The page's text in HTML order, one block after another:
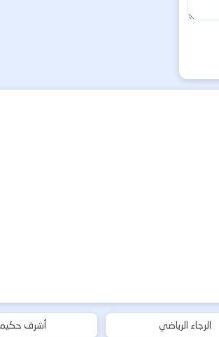
الرجاء الرياضي أشرف